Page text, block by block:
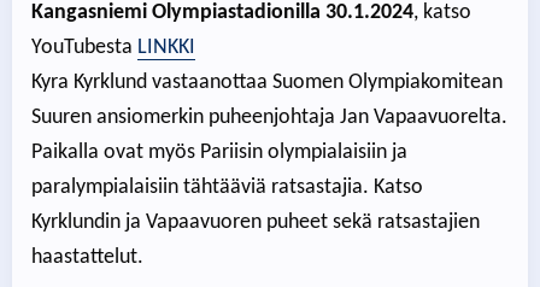
Kangasniemi Olympiastadionilla 30.1.2024, katso
YouTubesta LINKKI
Kyra Kyrklund vastaanottaa Suomen Olympiakomitean
Suuren ansiomerkin puheenjohtaja Jan Vapaavuorelta.
Paikalla ovat myös Pariisin olympialaisiin ja
paralympialaisiin tähtääviä ratsastajia. Katso
Kyrklundin ja Vapaavuoren puheet sekä ratsastajien
haastattelut.